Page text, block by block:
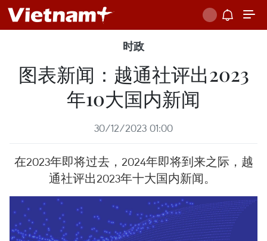
时政
图表新闻：越通社评出2023
年10大国内新闻
30/12/2023 01:00
在2023年即将过去，2024年即将到来之际，越
通社评出2023年十大国内新闻。 ​